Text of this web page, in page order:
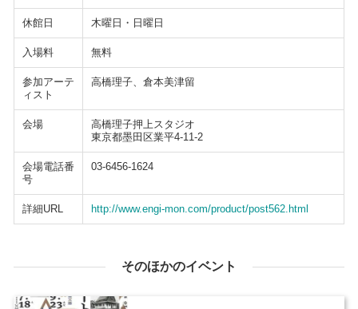
休館日 木曜日・日曜日
入場料 無料
参加アーテ
ィスト
高橋理子、倉本美津留
会場
高橋理子押上スタジオ
東京都墨田区業平4-11-2
会場電話番
号
03-6456-1624
詳細URL http://www.engi-mon.com/product/post562.html
そのほかのイベント